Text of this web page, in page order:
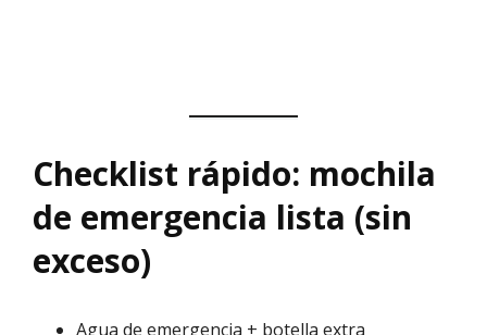
Checklist rápido: mochila
de emergencia lista (sin
exceso)
Agua de emergencia + botella extra